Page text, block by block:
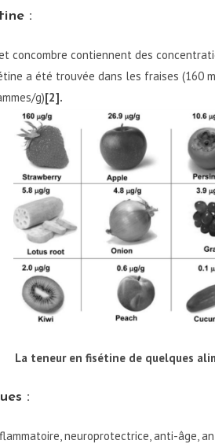
:
concombre contiennent des
a été trouvée dans les fraises (160
g)[2].
La teneur en fisétine de quelques
:
neuroprotectrice, anti-âge,